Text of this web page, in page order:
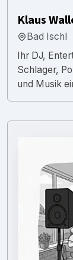
Klaus
Bad Ischl
Ihr DJ,
Schlager,
und Musik